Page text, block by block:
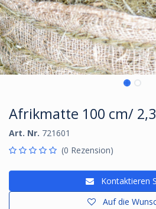
Afrikmatte 100 cm/
Art. Nr. 721601
(0 Rezension)
Kontaktieren
Auf die